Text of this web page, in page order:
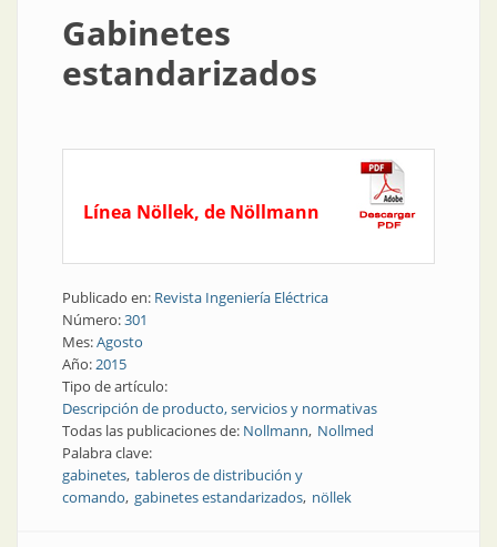
Gabinetes
estandarizados
Línea Nöllek, de Nöllmann
Publicado en: Revista Ingeniería Eléctrica
Número:301
Mes:Agosto
Año:2015
Tipo de artículo:
Descripción de producto, servicios y normativas
Todas las publicaciones de: Nollmann Nollmed
Palabra clave:
gabinetes tableros de distribución y
comando gabinetes estandarizados nöllek